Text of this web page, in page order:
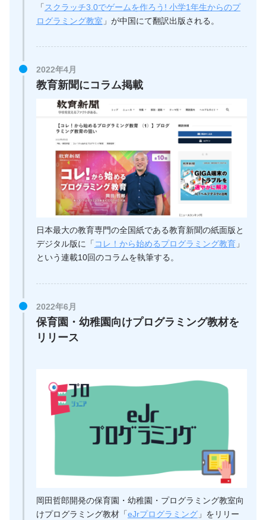
「 スクラッチ3.0でゲームを作ろう! 小学1年生からのプ
ログラミング教室 」が中国にて翻訳出版される。
2022年4月
教育新聞にコラム掲載
日本最大の教育専門の全国紙である教育新聞の紙面版と
デジタル版に「 コレ！から始めるプログラミング教育」
という連載10回のコラムを執筆する。
2022年6月
保育園・幼稚園向けプログラミング教材を
リリース
岡田哲郎開発の保育園・幼稚園・プログラミング教室向
けプログラミング教材「eJrプログラミング」をリリー